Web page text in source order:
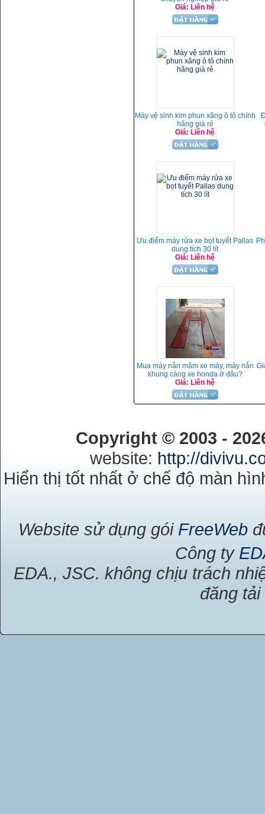
Giá: Liên hệ
Máy vệ sinh kim phun xăng ô tô chính
hãng giá rẻ
Giá: Liên hệ
Ưu điểm máy rửa xe bọt tuyết Pallas
dung tích 30 lít
Giá: Liên hệ
Mua máy nắn mâm xe máy, máy nắn
khung càng xe honda ở đâu?
Giá: Liên hệ
Copyright © 2003 -
website: http://
Hiển thị tốt nhất ở chế độ màn
Website sử dụng gói FreeWeb
Công ty
EDA., JSC. không chịu trách
đăng